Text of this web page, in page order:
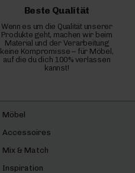
Beste Qualität
Wenn es um die Qualität unserer
Produkte geht, machen wir beim
Material und der Verarbeitung
keine Kompromisse – für Möbel,
auf die du dich 100% verlassen
kannst!
Möbel
Accessoires
Mix & Match
Inspiration